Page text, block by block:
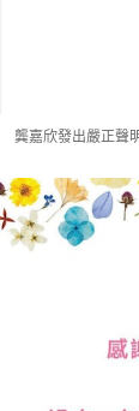
龔嘉欣發出嚴正聲